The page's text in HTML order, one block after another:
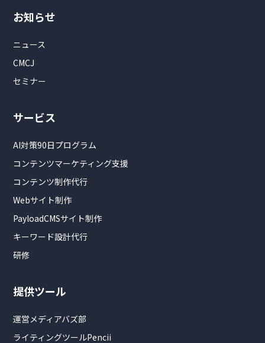
お知らせ
ニュース
CMCJ
セミナー
サービス
AI対策90日プログラム
コンテンツマーケティング支援
コンテンツ制作代行
Webサイト制作
PayloadCMSサイト制作
キーワード設計代行
研修
提供ツール
運営メディアバズ部
ライティングツールPencii